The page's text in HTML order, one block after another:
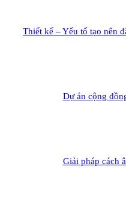
Thiết kế – Yếu tố tạo nên
Dự án cộng
Giải pháp cách